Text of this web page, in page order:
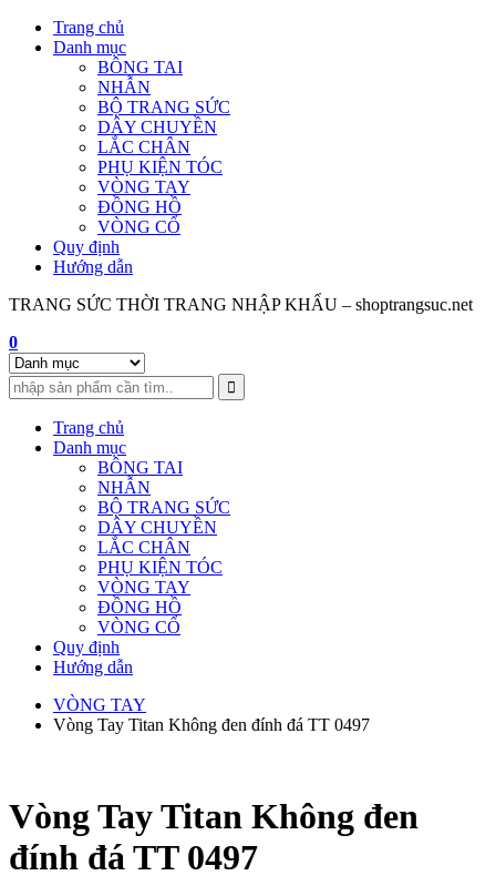
Skip
Trang chủ
Danh mục
BÔNG TAI
NHẪN
BỘ TRANG SỨC
DÂY CHUYỀN
LẮC CHÂN
PHỤ KIỆN TÓC
VÒNG TAY
ĐỒNG HỒ
VÒNG CỔ
Quy định
Hướng dẫn
TRANG SỨC THỜI TRANG NHẬP KHẨU – shoptrangsuc.net
0
Trang chủ
Danh mục
BÔNG TAI
NHẪN
BỘ TRANG SỨC
DÂY CHUYỀN
LẮC CHÂN
PHỤ KIỆN TÓC
VÒNG TAY
ĐỒNG HỒ
VÒNG CỔ
Quy định
Hướng dẫn
VÒNG TAY
Vòng Tay Titan Không đen đính đá TT 0497
Vòng Tay Titan Không đen
đính đá TT 0497